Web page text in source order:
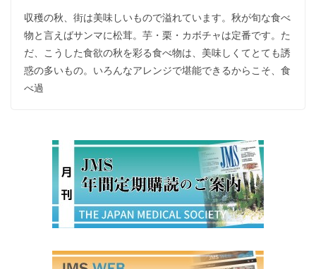
収穫の秋、街は美味しいもので溢れています。秋が旬な食べ
物と言えばサンマに松茸。芋・栗・カボチャは定番です。た
だ、こうした食欲の秋を彩る食べ物は、美味しくてとても誘
惑の多いもの。いろんなアレンジで堪能できるからこそ、食
べ過